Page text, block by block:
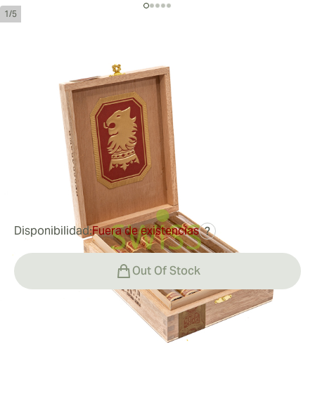
1/5
Liga Undercrown Corona Doble
Sun grown
Medidor de anillo:54
Longitud:178 mm / 7 pulgadas
Reseñas
fue 120,34 €-33%
Disponibilidad:Fuera de existencias ?
Out Of Stock